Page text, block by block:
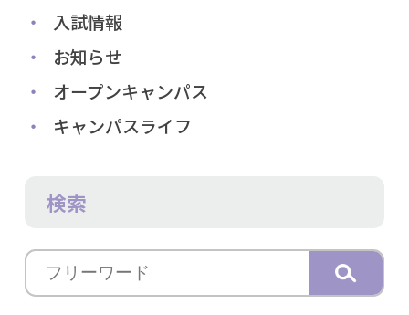
入試情報
お知らせ
オープンキャンパス
キャンパスライフ
検索